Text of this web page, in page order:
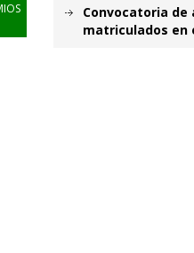
Convocatoria
matriculados en